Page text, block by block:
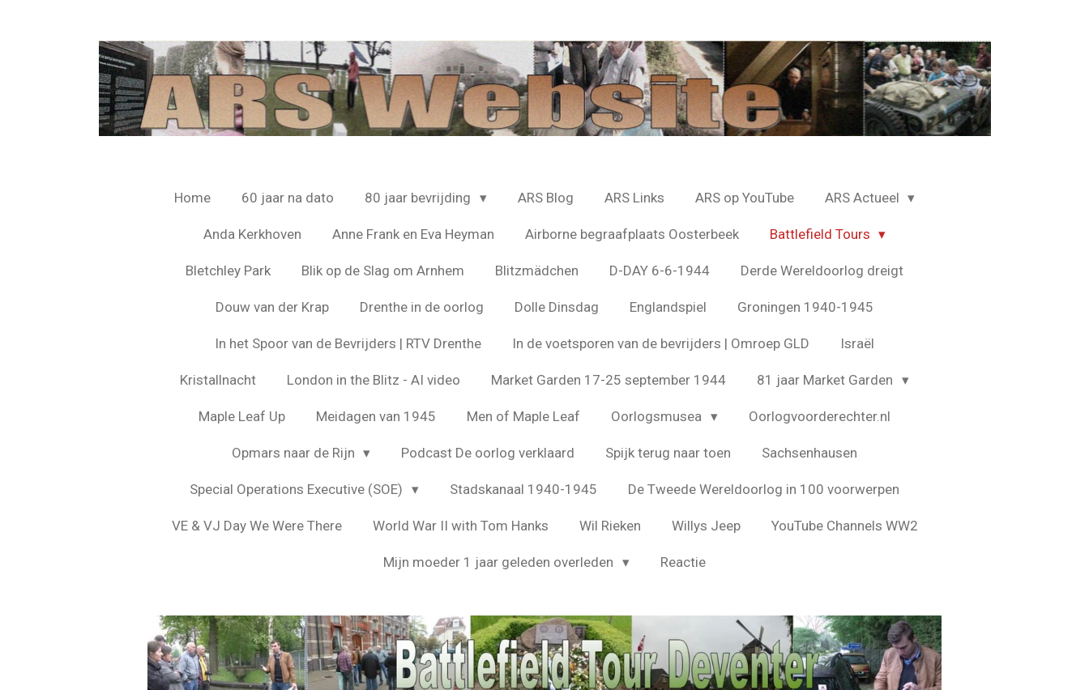
Home 60 jaar na dato 80 jaar bevrijding ARS Blog ARS Links ARS op YouTube ARS Actueel
Anda Kerkhoven Anne Frank en Eva Heyman Airborne begraafplaats Oosterbeek Battlefield Tours
Bletchley Park Blik op de Slag om Arnhem Blitzmädchen D-DAY 6-6-1944 Derde Wereldoorlog dreigt
Douw van der Krap Drenthe in de oorlog Dolle Dinsdag Englandspiel Groningen 1940-1945
In het Spoor van de Bevrijders | RTV Drenthe In de voetsporen van de bevrijders | Omroep GLD Israël
Kristallnacht London in the Blitz - AI video Market Garden 17-25 september 1944 81 jaar Market Garden
Maple Leaf Up Meidagen van 1945 Men of Maple Leaf Oorlogsmusea Oorlogvoorderechter.nl
Opmars naar de Rijn Podcast De oorlog verklaard Spijk terug naar toen Sachsenhausen
Special Operations Executive (SOE) Stadskanaal 1940-1945 De Tweede Wereldoorlog in 100 voorwerpen
VE & VJ Day We Were There World War II with Tom Hanks Wil Rieken Willys Jeep YouTube Channels WW2
Mijn moeder 1 jaar geleden overleden Reactie